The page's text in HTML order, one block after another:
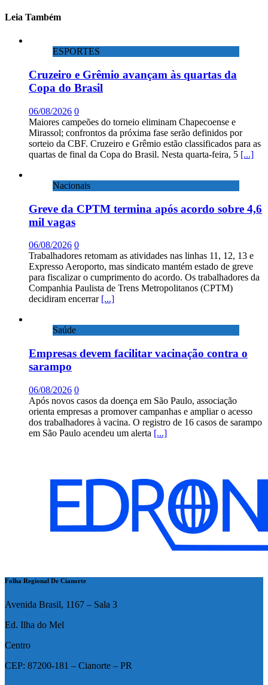
Leia Também
ESPORTES
Cruzeiro e Grêmio avançam às quartas da
Copa do Brasil
06/08/2026 0
Maiores campeões do torneio eliminam Chapecoense e
Mirassol; confrontos da próxima fase serão definidos por
sorteio da CBF. Cruzeiro e Grêmio estão classificados para as
quartas de final da Copa do Brasil. Nesta quarta-feira, 5 [...]
Nacionais
Greve da CPTM termina após acordo sobre 4,6
mil vagas
06/08/2026 0
Trabalhadores retomam as atividades nas linhas 11, 12, 13 e
Expresso Aeroporto, mas sindicato mantém estado de greve
para fiscalizar o cumprimento do acordo. Os trabalhadores da
Companhia Paulista de Trens Metropolitanos (CPTM)
decidiram encerrar [...]
Saúde
Empresas devem facilitar vacinação contra o
sarampo
06/08/2026 0
Após novos casos da doença em São Paulo, associação
orienta empresas a promover campanhas e ampliar o acesso
dos trabalhadores à vacina. O registro de 16 casos de sarampo
em São Paulo acendeu um alerta [...]
Folha Regional De Cianorte
Avenida Brasil, 1167 – Sala 3
Ed. Ilha do Mel
Centro
CEP: 87200-181 – Cianorte – PR